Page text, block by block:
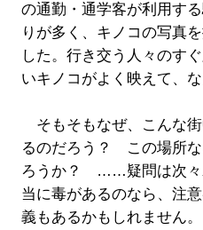
の通勤・通学客が利用す
りが多く、キノコの写真
した。行き交う人々のす
いキノコがよく映えて、
そもそもなぜ、こんな
るのだろう？ この場所
ろうか？ ……疑問は次々
当に毒があるのなら、注
義もあるかもしれません。